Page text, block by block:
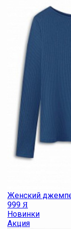
Женский
999 Я
Новинки
Акция